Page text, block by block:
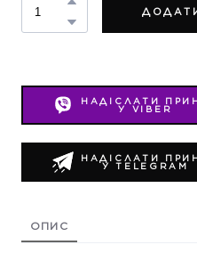
НАДІСЛАТИ
У VIBER
НАДІСЛАТИ
У TELEGRAM
ОПИС